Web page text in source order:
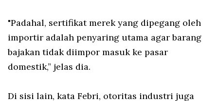
"Padahal, sertifikat merek yang dipegang oleh
importir adalah penyaring utama agar barang
bajakan tidak diimpor masuk ke pasar
domestik,” jelas dia.
Di sisi lain, kata Febri, otoritas industri juga